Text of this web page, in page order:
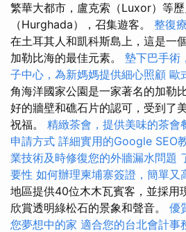
繁華大都市，盧克索（Luxor）等
（Hurghada），召集遊客。 整復
在土耳其人和凱科斯島上，這是一
加勒比海的最佳元素。 墊下巴手術
子中心，為新媽媽提供細心照顧 歐
角海洋國家公園是一家著名的加勒
好的牆壁和礁石片的認可，受到了
祝福。 精緻茶會，提供美味的茶會
申請方式 詳細實用的Google SEO
業技術及時修復您的外牆漏水問題
要性 如何辦理柬埔寨簽證，簡單又
地區提供40位木木瓦賓客，並採用
欣賞透明綠松石的景象和聲音。 優
您夢想中的家 適合您的台北會計事